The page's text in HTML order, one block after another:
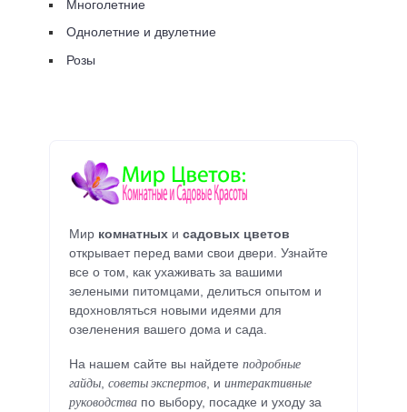
Многолетние
Однолетние и двулетние
Розы
Мир комнатных и садовых цветов
открывает перед вами свои двери. Узнайте
все о том, как ухаживать за вашими
зелеными питомцами, делиться опытом и
вдохновляться новыми идеями для
озеленения вашего дома и сада.
На нашем сайте вы найдете подробные
гайды советы экспертов , и интерактивные
руководства по выбору, посадке и уходу за